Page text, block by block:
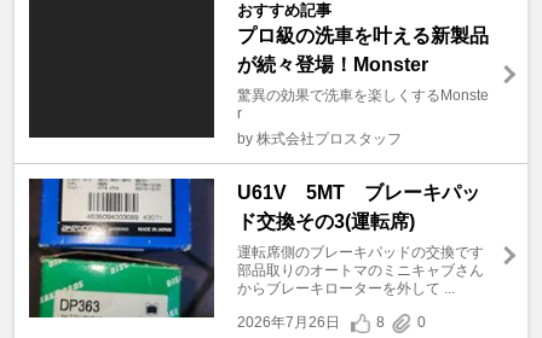
おすすめ記事
プロ級の洗車を叶える新製品
が続々登場！Monster
驚異の効果で洗車を楽しくするMonste
r
by 株式会社プロスタッフ
U61V 5MT ブレーキパッ
ド交換その3(運転席)
運転席側のブレーキパッドの交換です
部品取りのオートマのミニキャブさん
からブレーキローターを外して ...
2026年7月26日
8 0